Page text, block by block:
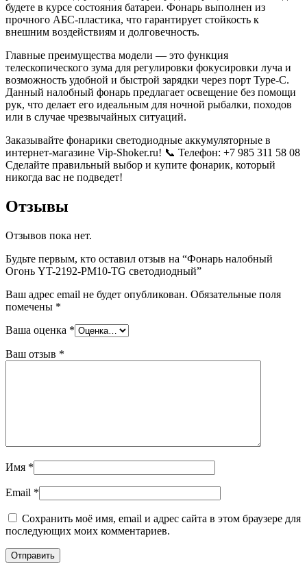
будете в курсе состояния батареи. Фонарь выполнен из
прочного АБС-пластика, что гарантирует стойкость к
внешним воздействиям и долговечность.
Главные преимущества модели — это функция
телескопического зума для регулировки фокусировки луча и
возможность удобной и быстрой зарядки через порт Type-C.
Данный налобный фонарь предлагает освещение без помощи
рук, что делает его идеальным для ночной рыбалки, походов
или в случае чрезвычайных ситуаций.
Заказывайте фонарики светодиодные аккумуляторные в
интернет-магазине Vip-Shoker.ru! 📞 Телефон: +7 985 311 58 08
Сделайте правильный выбор и купите фонарик, который
никогда вас не подведет!
Отзывы
Отзывов пока нет.
Будьте первым, кто оставил отзыв на “Фонарь налобный
Огонь YT-2192-PM10-TG светодиодный”
Ваш адрес email не будет опубликован. Обязательные поля
помечены *
Ваша оценка *
Ваш отзыв *
Имя *
Email *
Сохранить моё имя, email и адрес сайта в этом браузере для
последующих моих комментариев.